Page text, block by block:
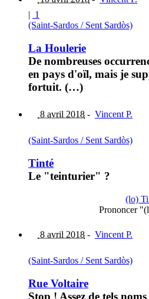
| 1
(Saint-Sardos / Sent Sardòs)
La Houlerie
De nombreuses
en pays d'oïl, mais je
fortuit. (…)
8 avril 2018 - Vincent P.
(Saint-Sardos / Sent Sardòs)
Tinté
Le "teinturier" ?
(lo)
Prononcer
8 avril 2018 - Vincent P.
(Saint-Sardos / Sent Sardòs)
Rue Voltaire
Stop ! Assez de tels